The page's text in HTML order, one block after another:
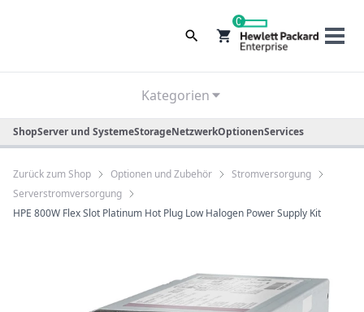
0
Kategorien
ShopServer und SystemeStorageNetzwerkOptionenServices
Zurück zum Shop Optionen und Zubehör
Stromversorgung
Serverstromversorgung
HPE 800W Flex Slot Platinum Hot Plug Low Halogen Power Supply Kit